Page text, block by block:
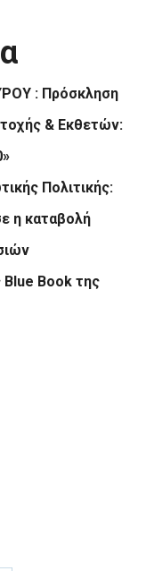
: Πρόσκληση
& Εκθετών:
Πολιτικής:
η καταβολή
Book της